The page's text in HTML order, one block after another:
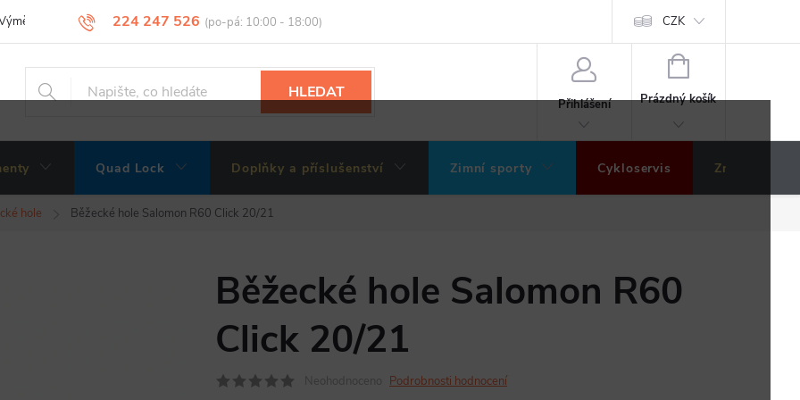
224 247 526
vrácení a reklamace zboží Obchodní podmínky Hodnocení obchodu CZK
HLEDAT
Přihlášení
NÁKUPNÍ
KOŠÍK
Prázdný košík
Quad Lock Doplňky a příslušenství Zimní sporty Cykloservis Značky
hole Běžecké hole Salomon R60 Click 20/21
Běžecké hole Salomon R60
Click 20/21
Podrobnosti hodnocení